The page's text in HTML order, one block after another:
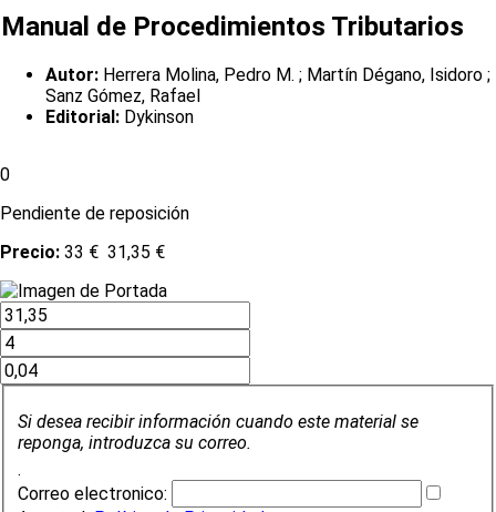
Manual de Procedimientos Tributarios
Autor: Herrera Molina, Pedro M. ; Martín Dégano, Isidoro ;
Sanz Gómez, Rafael
Editorial: Dykinson
0
Pendiente de reposición
Precio: 33 € 31,35 €
Si desea recibir información cuando este material se
reponga, introduzca su correo.
.
Correo electronico: